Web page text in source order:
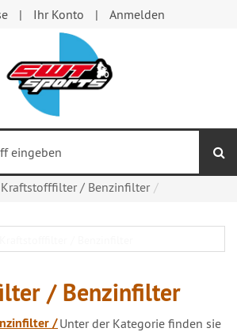
Ihr Konto Anmelden
Kraftstofffilter / Benzinfilter
/ Benzinfilter
Unter der Kategorie
/
finden sie